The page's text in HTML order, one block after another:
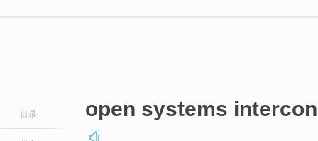
目录 open systems